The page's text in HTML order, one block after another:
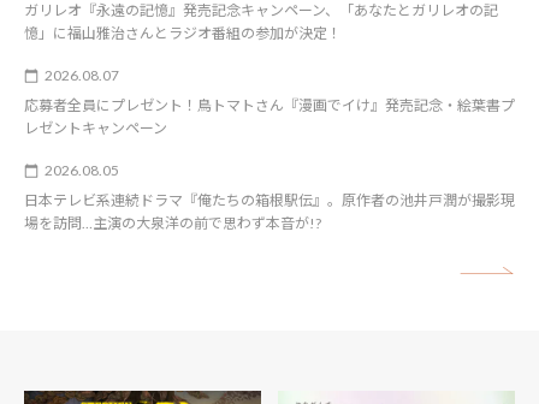
ガリレオ『永遠の記憶』発売記念キャンペーン、「あなたとガリレオの記
憶」に福山雅治さんとラジオ番組の参加が決定！
2026.08.07
応募者全員にプレゼント！鳥トマトさん『漫画でイけ』発売記念・絵葉書プ
レゼントキャンペーン
2026.08.05
日本テレビ系連続ドラマ『俺たちの箱根駅伝』。原作者の池井戸潤が撮影現
場を訪問…主演の大泉洋の前で思わず本音が!?